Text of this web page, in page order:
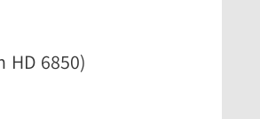
HD 6850)